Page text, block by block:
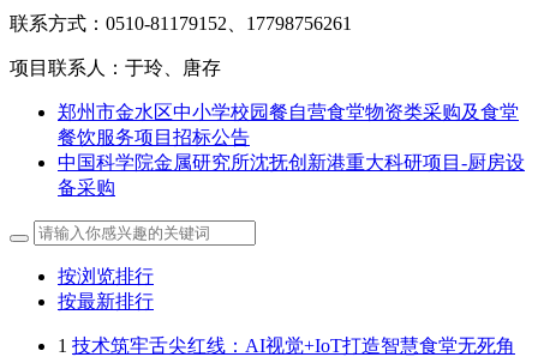
联系方式：0510-81179152、17798756261
项目联系人：于玲、唐存
郑州市金水区中小学校园餐自营食堂物资类采购及食堂
餐饮服务项目招标公告
中国科学院金属研究所沈抚创新港重大科研项目-厨房设
备采购
按浏览排行
按最新排行
1 技术筑牢舌尖红线：AI视觉+IoT打造智慧食堂无死角